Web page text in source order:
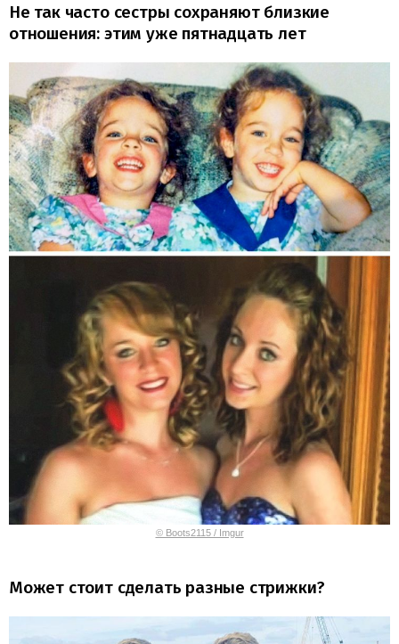
Не так часто сестры сохраняют близкие
отношения: этим уже пятнадцать лет
© Boots2115 / Imgur
Может стоит сделать разные стрижки?